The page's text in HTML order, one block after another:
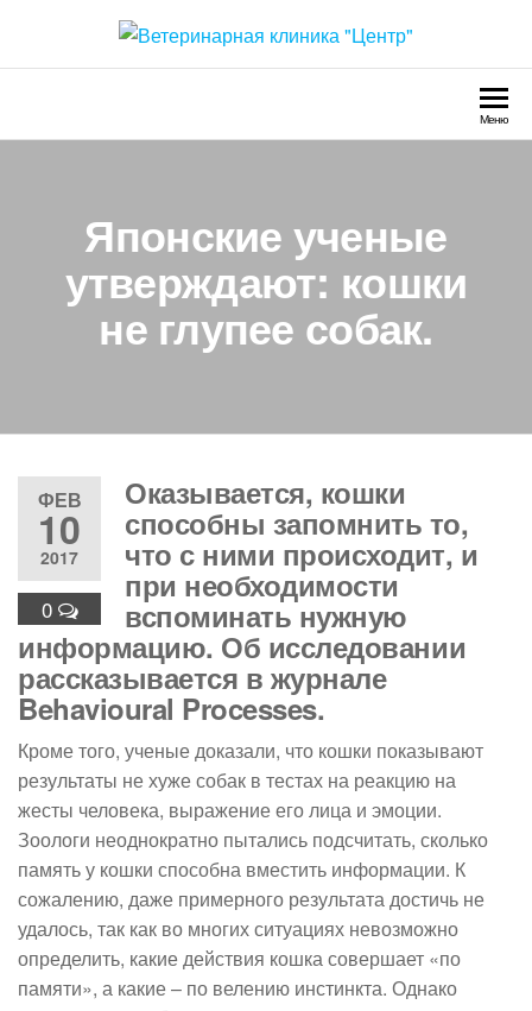
содержимомуВетеринарная клиника
Круглосуточно
Меню
Японские ученые
утверждают: кошки
не глупее собак.
ФЕВ
10
2017
0
Оказывается, кошки
способны запомнить то,
что с ними происходит, и
при необходимости
вспоминать нужную
информацию. Об исследовании
рассказывается в журнале
Behavioural Processes.
Кроме того, ученые доказали, что кошки показывают
результаты не хуже собак в тестах на реакцию на
жесты человека, выражение его лица и эмоции.
Зоологи неоднократно пытались подсчитать, сколько
память у кошки способна вместить информации. К
сожалению, даже примерного результата достичь не
удалось, так как во многих ситуациях невозможно
определить, какие действия кошка совершает «по
памяти», а какие – по велению инстинкта. Однако